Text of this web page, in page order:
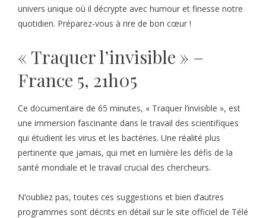
univers unique où il décrypte avec humour et finesse notre
quotidien. Préparez-vous à rire de bon cœur !
« Traquer l’invisible » –
France 5, 21h05
Ce documentaire de 65 minutes, « Traquer l’invisible », est
une immersion fascinante dans le travail des scientifiques
qui étudient les virus et les bactéries. Une réalité plus
pertinente que jamais, qui met en lumière les défis de la
santé mondiale et le travail crucial des chercheurs.
N’oubliez pas, toutes ces suggestions et bien d’autres
programmes sont décrits en détail sur le site officiel de Télé